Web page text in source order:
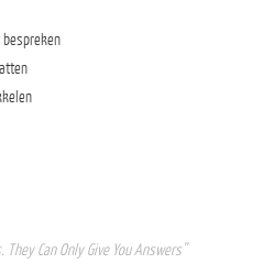
bespreken
They Can Only Give You Answers”